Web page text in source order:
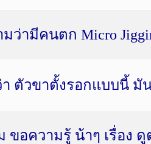
มว่ามีคนตก Micro
า ตัวขาตั้งรอกแบบนี้ มั
ขอความรู้ น้าๆ เรื่อง